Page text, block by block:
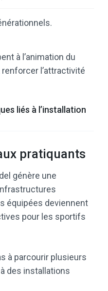
à l’animation du
l’attractivité
liés à l’installation
pratiquants
génère une
équipées deviennent
pour les sportifs
à parcourir plusieurs
des installations